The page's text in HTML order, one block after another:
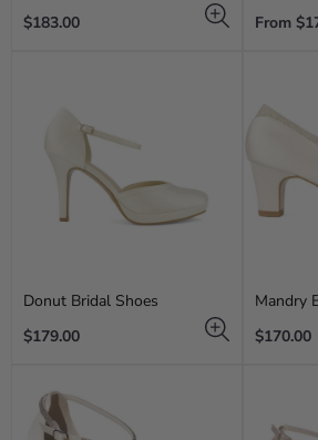
Regular
$183.00
Regular
From
Donut Bridal Shoes
Regular
$179.00
Mandry
Regular
$170.00